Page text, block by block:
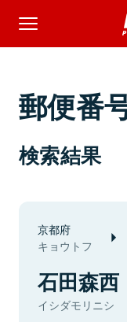
郵便番
検索結果
京都府
キョウトフ
石田森西
イシダモリニシ